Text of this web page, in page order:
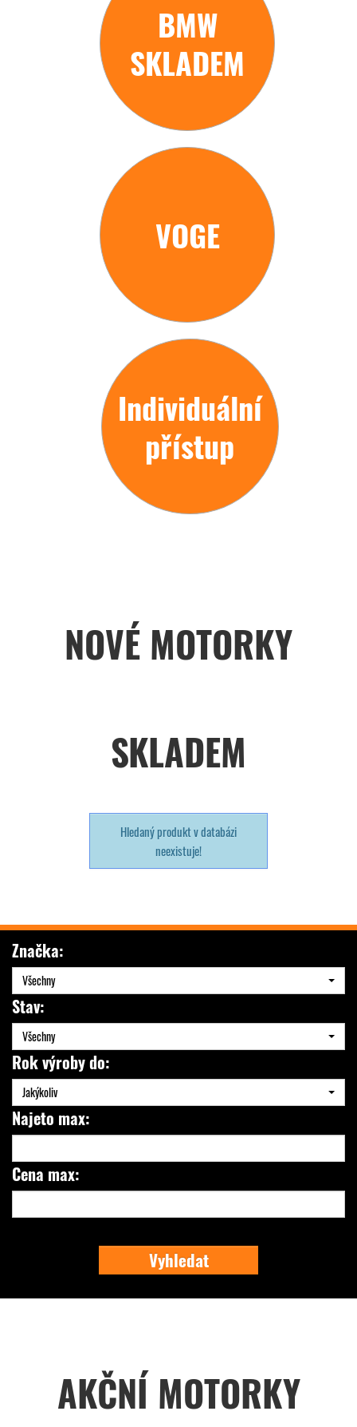
BMW
SKLADEM
VOGE
Individuální
přístup
NOVÉ MOTORKY
SKLADEM
Hledaný produkt v databázi
neexistuje!
Značka:
Všechny
Stav:
Všechny
Rok výroby do:
Jakýkoliv
Najeto max:
Cena max:
Vyhledat
AKČNÍ MOTORKY